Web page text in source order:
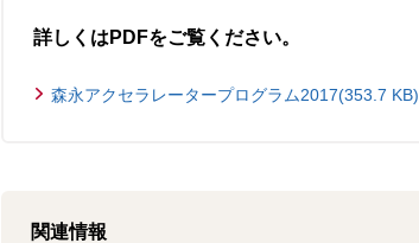
詳しくはPDFをご覧ください。
森永アクセラレータープログラム2017(353.7 KB)
関連情報